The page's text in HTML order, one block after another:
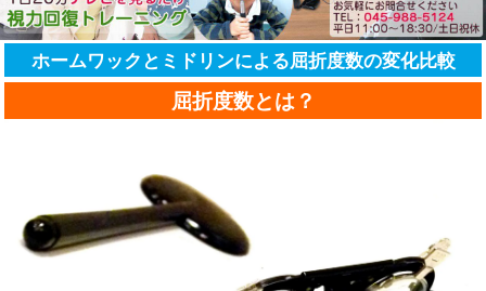
ホームワックとミドリンによる屈折度数の変化比較
屈折度数とは？